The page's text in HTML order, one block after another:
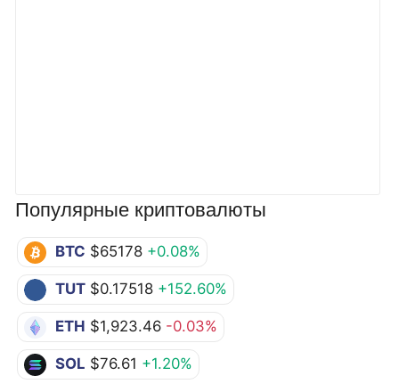
Популярные криптовалюты
BTC $65178 +0.08%
TUT $0.17518 +152.60%
ETH $1,923.46 -0.03%
SOL $76.61 +1.20%